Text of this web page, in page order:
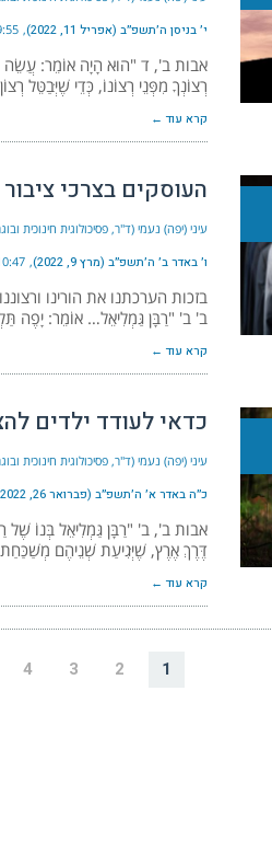
י׳ בניסן ה׳תשפ״ב (אפריל 11, 2022) am
אבות ב', ד "הוּא הָיָה אוֹמֵר: עֲשֵׂה
רְצוֹנְךָ מִפְּנֵי רְצוֹנוֹ, כְּדֵי שֶׁיְּבַטֵּל רְצוֹן
קרא עוד ←
העוסקים בצרכי ציבור
עיני (יפה) נעמי (ד"ר, פסיכולוגית חינוכית
ו׳ באדר ב׳ ה׳תשפ״ב (מרץ 9, 2022) pm
בזכות הערכתנו את הורינו
ב' ב' "רַבָּן גַּמְלִיאֵל… אוֹמֵר: יָפֶה
קרא עוד ←
כדאי לעודד ילדים
עיני (יפה) נעמי (ד"ר, פסיכולוגית חינוכית
כ״ה באדר א׳ ה׳תשפ״ב (פברואר 26, 2022)
אבות ב', ב' "רַבָּן גַּמְלִיאֵל בְּנוֹ שֶׁל
דֶּרֶךְ אֶרֶץ, שֶׁיְּגִיעַת שְׁנֵיהֶם מְשַׁכַּחַת
קרא עוד ←
1
2
3
4